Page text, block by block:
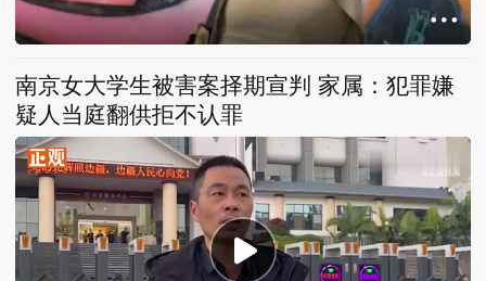
南京女大学生被害案择期宣判 家属：犯罪嫌
疑人当庭翻供拒不认罪